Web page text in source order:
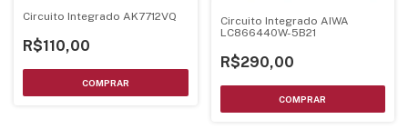
Circuito Integrado AK7712VQ
R$110,00
Circuito Integrado AIWA
LC866440W-5B21
R$290,00